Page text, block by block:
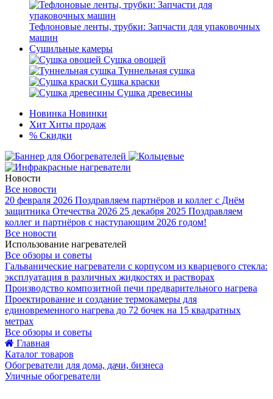
Тефлоновые ленты, трубки: Запчасти для упаковочных
машин
Сушильные камеры
Сушка овощей
Туннельная сушка
Сушка краски
Сушка древесины
Новинка Новинки
Хит Хиты продаж
% Скидки
Новости
Все новости
20 февраля 2026 Поздравляем партнёров и коллег с Днём
защитника Отечества 2026 25 декабря 2025 Поздравляем
коллег и партнёров с наступающим 2026 годом!
Все новости
Использование нагревателей
Все обзоры и советы
Гальванические нагреватели с корпусом из кварцевого стекла:
эксплуатация в различных жидкостях и растворах
Производство композитной печи предварительного нагрева
Проектирование и создание термокамеры для
единовременного нагрева до 72 бочек на 15 квадратных
метрах
Все обзоры и советы
Главная
Каталог товаров
Обогреватели для дома, дачи, бизнеса
Уличные обогреватели